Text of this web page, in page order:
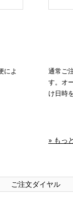
によ
通常ご
す。オ
け日時
» もっ
ご注文ダイヤル